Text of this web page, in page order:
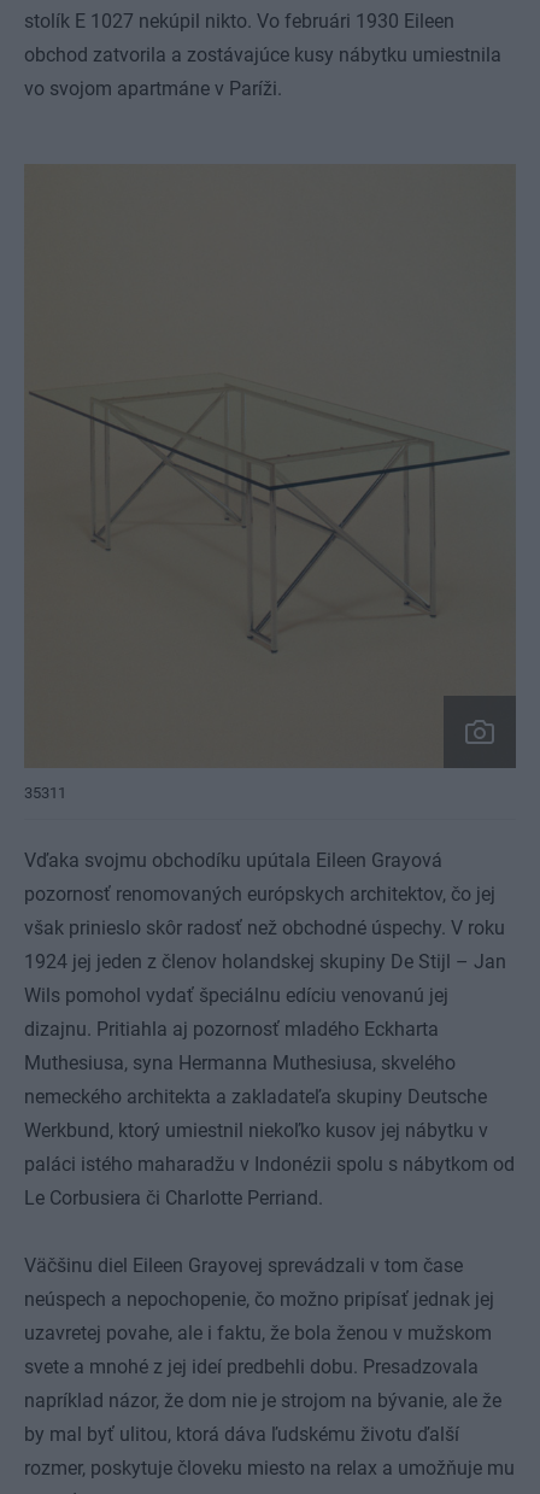
stolík E 1027 nekúpil nikto. Vo februári 1930 Eileen
obchod zatvorila a zostávajúce kusy nábytku umiestnila
vo svojom apartmáne v Paríži.
35311
Vďaka svojmu obchodíku upútala Eileen Grayová
pozornosť renomovaných európskych architektov, čo jej
však prinieslo skôr radosť než obchodné úspechy. V roku
1924 jej jeden z členov holandskej skupiny De Stijl – Jan
Wils pomohol vydať špeciálnu edíciu venovanú jej
dizajnu. Pritiahla aj pozornosť mladého Eckharta
Muthesiusa, syna Hermanna Muthesiusa, skvelého
nemeckého architekta a zakladateľa skupiny Deutsche
Werkbund, ktorý umiestnil niekoľko kusov jej nábytku v
paláci istého maharadžu v Indonézii spolu s nábytkom od
Le Corbusiera či Charlotte Perriand.
Väčšinu diel Eileen Grayovej sprevádzali v tom čase
neúspech a nepochopenie, čo možno pripísať jednak jej
uzavretej povahe, ale i faktu, že bola ženou v mužskom
svete a mnohé z jej ideí predbehli dobu. Presadzovala
napríklad názor, že dom nie je strojom na bývanie, ale že
by mal byť ulitou, ktorá dáva ľudskému životu ďalší
rozmer, poskytuje človeku miesto na relax a umožňuje mu